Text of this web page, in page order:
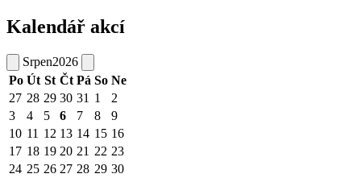
Kalendář akcí
Srpen2026
Po Út St Čt Pá So Ne
27 28 29 30 31 1
2
3
4 5 6 7 8
9
10 11 12 13 14 15 16
17 18 19 20 21 22 23
24 25 26 27 28 29 30